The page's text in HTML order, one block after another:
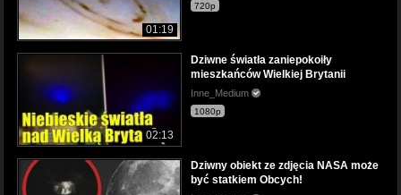
01:19
720p
02:13
Dziwne światła zaniepokoiły
mieszkańców Wielkiej Brytanii
Inne_Medium
1080p
Dziwny obiekt ze zdjęcia NASA może
być statkiem Obcych!